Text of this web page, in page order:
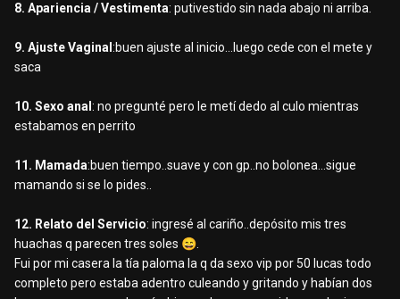
8. Apariencia / Vestimenta: putivestido sin nada abajo ni arriba.
9. Ajuste Vaginal :buen ajuste al inicio...luego cede con el mete y
saca
10. Sexo anal : no pregunté pero le metí dedo al culo mientras
estabamos en perrito
11. Mamada:buen tiempo..suave y con gp..no bolonea...sigue
mamando si se lo pides..
12. Relato del Servicio: ingresé al cariño..depósito mis tres
huachas q parecen tres soles 😄.
Fui por mi casera la tía paloma la q da sexo vip por 50 lucas todo
completo pero estaba adentro culeando y gritando y habían dos